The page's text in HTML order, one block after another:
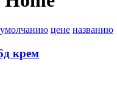
умолчанию цене названию
крем